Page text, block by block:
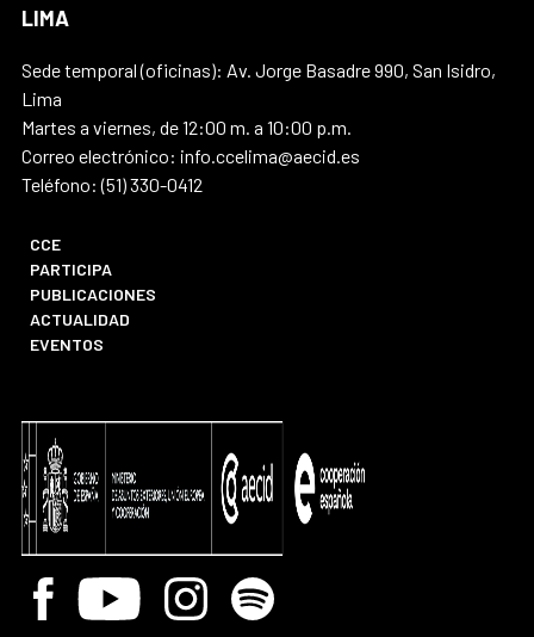
LIMA
Sede temporal (oficinas): Av. Jorge Basadre 990, San Isidro,
Lima
Martes a viernes, de 12:00 m. a 10:00 p.m.
Correo electrónico: info.ccelima@aecid.es
Teléfono: (51) 330-0412
CCE
PARTICIPA
PUBLICACIONES
ACTUALIDAD
EVENTOS
Facebook
Youtube InstagramSpotify